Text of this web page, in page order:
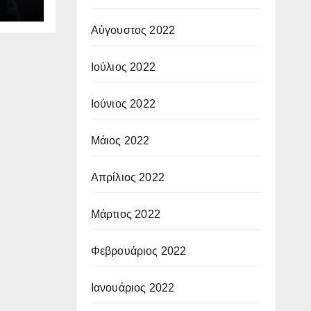
Αύγουστος 2022
Ιούλιος 2022
Ιούνιος 2022
Μάιος 2022
Απρίλιος 2022
Μάρτιος 2022
Φεβρουάριος 2022
Ιανουάριος 2022